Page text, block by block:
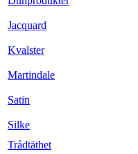
Jacquard
Kvalster
Martindale
Satin
Silke
Trådtäthet